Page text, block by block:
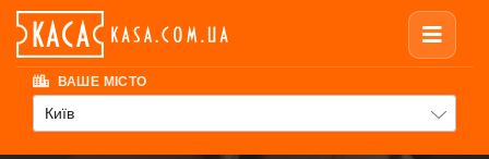
ВАШЕ МІСТО
Київ